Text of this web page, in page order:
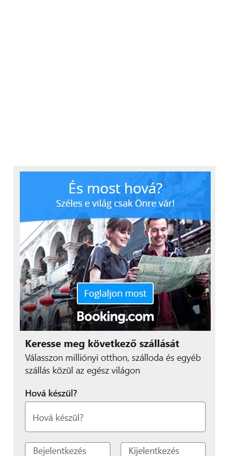
DTS kapcsolható ki-be.
Jó pont, hogy adnak hozzá fülest, ami kinézetre
eléggé hasonlít egy bizonyos almás cég termékéhez.
Használat közben elég kényelmes, a hangzása sem
rossz, viszont a DTS hol javít, hol ront az
eredményen, ezért lett volna jó egy önálló hangszín